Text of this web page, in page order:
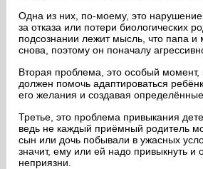
Одна из них, по-моему, это нарушение
за отказа или потери биологических
подсознании лежит мысль, что папа и
снова, поэтому он поначалу
Вторая проблема, это особый момент,
должен помочь адаптироваться
его желания и создавая определённые
Третье, это проблема привыкания
ведь не каждый приёмный родитель
сын или дочь побывали в ужасных
значит, ему или ей надо привыкнуть и
неприязни.